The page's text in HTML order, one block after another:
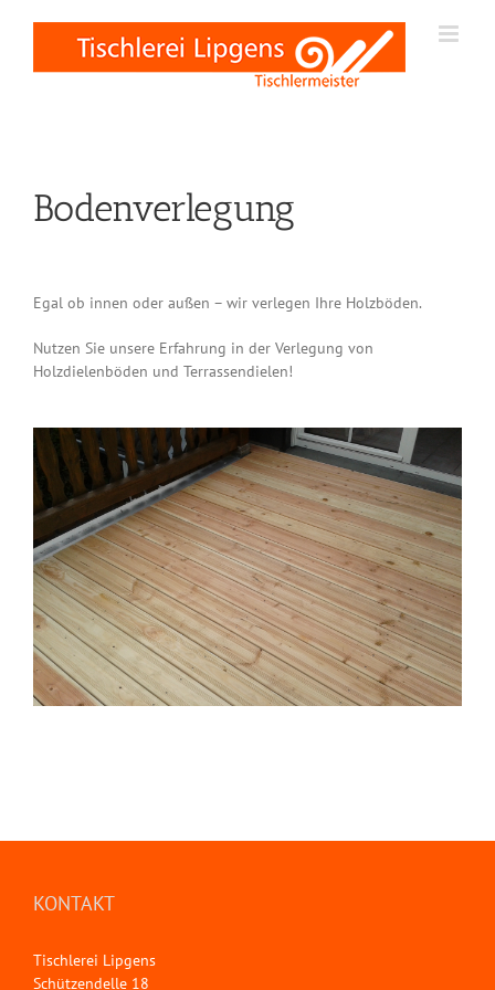
Bodenverlegung
Egal ob innen oder außen – wir verlegen Ihre Holzböden.
Nutzen Sie unsere Erfahrung in der Verlegung von
Holzdielenböden und Terrassendielen!
KONTAKT
Tischlerei Lipgens
Schützendelle 18